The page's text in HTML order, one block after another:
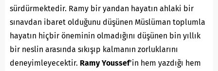
sürdürmektedir. Ramy bir yandan hayatın ahlaki bir
sınavdan ibaret olduğunu düşünen Müslüman toplumla
hayatın hiçbir öneminin olmadığını düşünen bin yıllık
bir neslin arasında sıkışıp kalmanın zorluklarını
deneyimleyecektir. Ramy Youssef’in hem yazdığı hem